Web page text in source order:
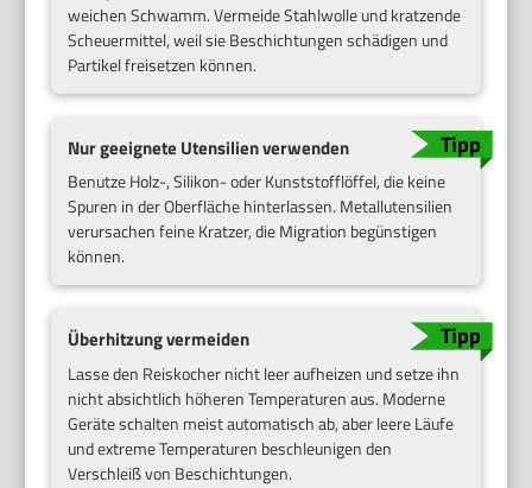
weichen Schwamm. Vermeide Stahlwolle und kratzende
Scheuermittel, weil sie Beschichtungen schädigen und
Partikel freisetzen können.
Nur geeignete Utensilien verwenden
Benutze Holz-, Silikon- oder Kunststofflöffel, die keine
Spuren in der Oberfläche hinterlassen. Metallutensilien
verursachen feine Kratzer, die Migration begünstigen
können.
Überhitzung vermeiden
Lasse den Reiskocher nicht leer aufheizen und setze ihn
nicht absichtlich höheren Temperaturen aus. Moderne
Geräte schalten meist automatisch ab, aber leere Läufe
und extreme Temperaturen beschleunigen den
Verschleiß von Beschichtungen.